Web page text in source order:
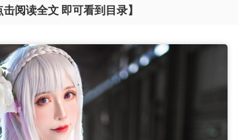
阅读全文 即可看到目录】